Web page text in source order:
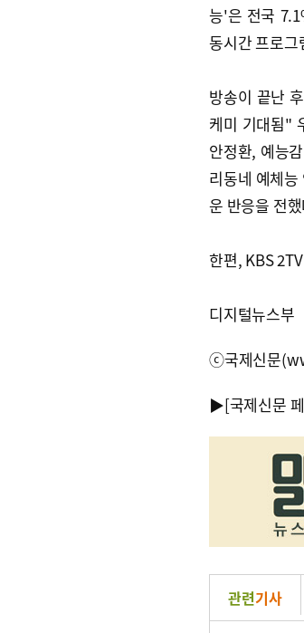
능'은 전국
동시간 프로그
방송이 끝난
케미 기대됨"
안정환, 예능
리동네 예체
운 반응을 전
한편, KBS
디지털뉴스부
ⓒ국제신문
▶[국제신문
관련기사